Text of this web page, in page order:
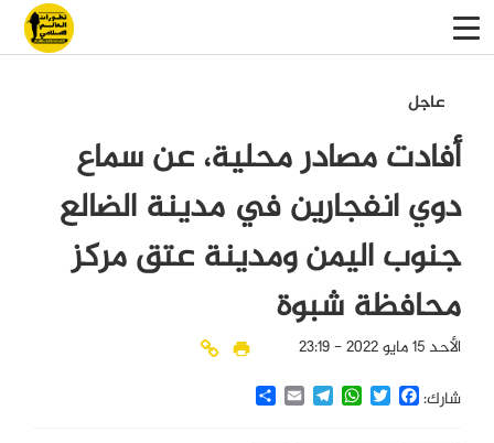
عاجل
أفادت مصادر محلية، عن سماع
دوي انفجارين في مدينة الضالع
جنوب اليمن ومدينة عتق مركز
محافظة شبوة
الأحد 15 مايو 2022 - 23:19
شارك:
Facebook
Twitter
WhatsApp
Telegram
Email
Share